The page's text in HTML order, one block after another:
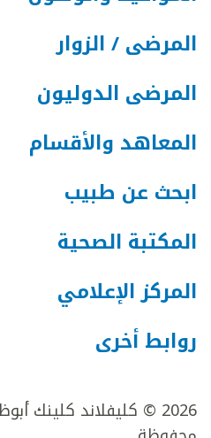
المرضى / الزوار
المرضى الدوليون
المعاهد والأقسام
ابحث عن طبيب
المكتبة الصحية
المركز الإعلامي
روابط أخرى
2026 © كليفلاند